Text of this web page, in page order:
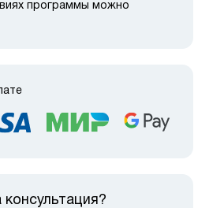
программы можно
консультация?